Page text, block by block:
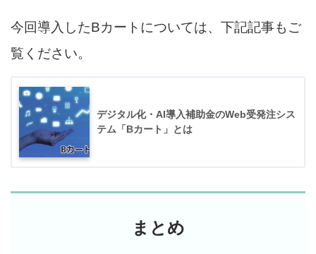
今回導入したBカートについては、下記記事もご
覧ください。
デジタル化・AI導入補助金のWeb受発注シス
テム「Bカート」とは
まとめ